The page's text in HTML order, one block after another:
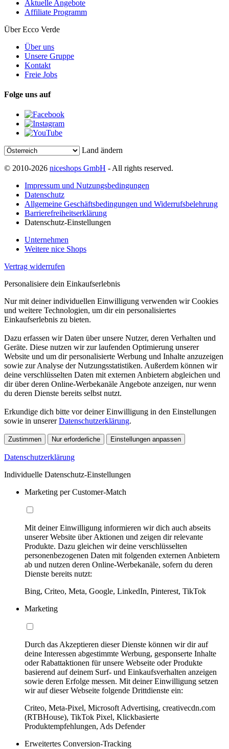
Aktuelle Angebote
Affiliate Programm
Über Ecco Verde
Über uns
Unsere Gruppe
Kontakt
Freie Jobs
Folge uns auf
Land ändern
© 2010-2026 niceshops GmbH - All rights reserved.
Impressum und Nutzungsbedingungen
Datenschutz
Allgemeine Geschäftsbedingungen und Widerrufsbelehrung
Barrierefreiheitserklärung
Datenschutz-Einstellungen
Unternehmen
Weitere nice Shops
Vertrag widerrufen
Personalisiere dein Einkaufserlebnis
Nur mit deiner individuellen Einwilligung verwenden wir Cookies
und weitere Technologien, um dir ein personalisiertes
Einkaufserlebnis zu bieten.
Dazu erfassen wir Daten über unsere Nutzer, deren Verhalten und
Geräte. Diese nutzen wir zur laufenden Optimierung unserer
Website und um dir personalisierte Werbung und Inhalte anzuzeigen
sowie zur Analyse der Nutzungsstatistiken. Außerdem können wir
deine verschlüsselten Daten mit externen Anbietern abgleichen und
dir über deren Online-Werbekanäle Angebote anzeigen, nur wenn
du deren Dienste bereits selbst nutzt.
Erkundige dich bitte vor deiner Einwilligung in den Einstellungen
sowie in unsererDatenschutzerklärung.
Zustimmen Nur erforderliche Einstellungen anpassen
Datenschutzerklärung
Individuelle Datenschutz-Einstellungen
Marketing per Customer-Match
Mit deiner Einwilligung informieren wir dich auch abseits
unserer Website über Aktionen und zeigen dir relevante
Produkte. Dazu gleichen wir deine verschlüsselten
personenbezogenen Daten mit folgenden externen Anbietern
ab und nutzen deren Online-Werbekanäle, sofern du deren
Dienste bereits nutzt:
Bing, Criteo, Meta, Google, LinkedIn, Pinterest, TikTok
Marketing
Durch das Akzeptieren dieser Dienste können wir dir auf
deine Interessen abgestimmte Werbung, gesponserte Inhalte
oder Rabattaktionen für unsere Webseite oder Produkte
basierend auf deinem Surf- und Einkaufsverhalten anzeigen
sowie deren Erfolge messen. Mit deiner Einwilligung setzen
wir auf dieser Webseite folgende Drittdienste ein:
Criteo, Meta-Pixel, Microsoft Advertising, creativecdn.com
(RTBHouse), TikTok Pixel, Klickbasierte
Produktempfehlungen, Ads Defender
Erweitertes Conversion-Tracking